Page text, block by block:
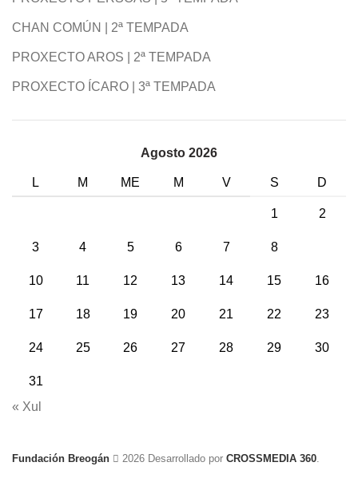
CHAN COMÚN | 2ª TEMPADA
PROXECTO AROS | 2ª TEMPADA
PROXECTO ÍCARO | 3ª TEMPADA
Agosto 2026
L M ME M V S D
1 2
3 4 5 6 7 8
10 11 12 13 14 15 16
17 18 19 20 21 22 23
24 25 26 27 28 29 30
31
« Xul
Fundación Breogán 2026 Desarrollado por CROSSMEDIA 360.